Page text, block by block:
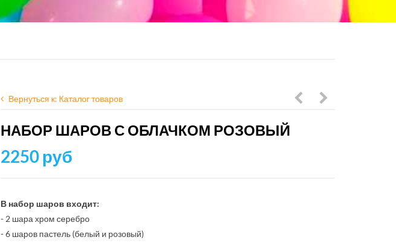
Вернуться к: Каталог товаров
розовых
с
нежной
НАБОР ШАРОВ С ОБЛАЧКОМ РОЗОВЫЙ
2250 руб
В набор шаров входит:
- 2 шара хром серебро
- 6 шаров пастель (белый и розовый)